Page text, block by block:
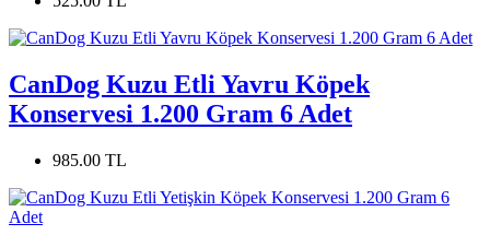
CanDog Kuzu Etli Yavru Köpek
Konservesi 1.200 Gram 6 Adet
985.00 TL